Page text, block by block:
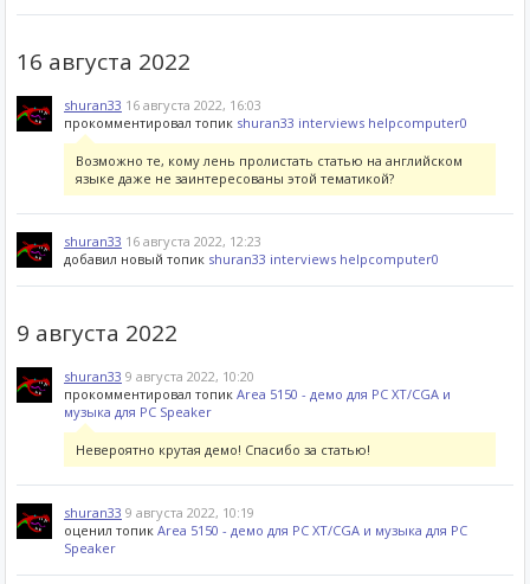
16 августа 2022
shuran33 16 августа 2022, 16:03
прокомментировал топик shuran33 interviews helpcomputer0
Возможно те, кому лень пролистать статью на английском
языке даже не заинтересованы этой тематикой?
shuran33 16 августа 2022, 12:23
добавил новый топик shuran33 interviews helpcomputer0
9 августа 2022
shuran33 9 августа 2022, 10:20
прокомментировал топик Area 5150 - демо для PC XT/CGA и
музыка для PC Speaker
Невероятно крутая демо! Спасибо за статью!
shuran33 9 августа 2022, 10:19
оценил топик Area 5150 - демо для PC XT/CGA и музыка для PC
Speaker